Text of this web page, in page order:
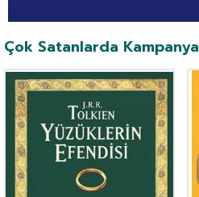
Çok Satanlarda Kampanya